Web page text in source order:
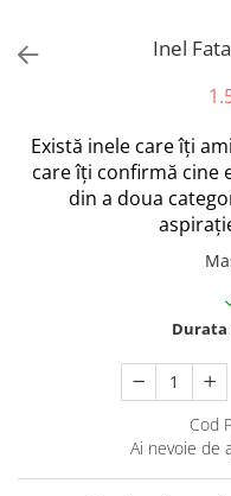
Inel
Există inele care îți
care îți confirmă cine
din a doua
Durata
Cod
Ai nevoie de